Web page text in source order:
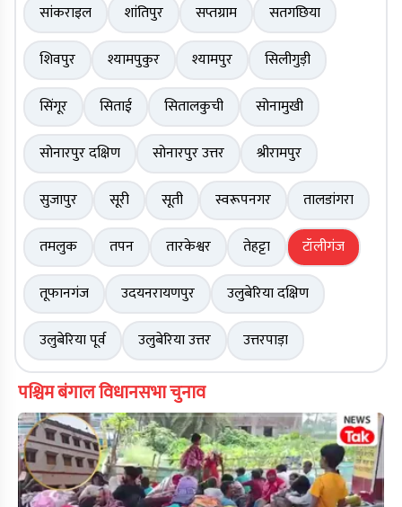
सांकराइल
शांतिपुर सप्तग्राम
सतगछिया
शिवपुर
श्यामपुकुर श्यामपुर
सिलीगुड़ी
सिंगूर
सिताई सितालकुची
सोनामुखी
सोनारपुर दक्षिण
सोनारपुर उत्तर
श्रीरामपुर
सुजापुर
सूरी सूती स्वरूपनगर
तालडांगरा
तमलुक
तपन तारकेश्वर तेहट्टा
टॉलीगंज
तूफानगंज
उदयनरायणपुर
उलुबेरिया दक्षिण
उलुबेरिया पूर्व
उलुबेरिया उत्तर उत्तरपाड़ा
पश्चिम बंगाल विधानसभा चुनाव